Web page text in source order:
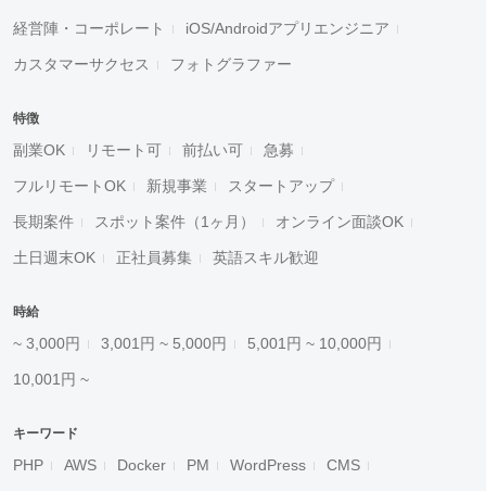
経営陣・コーポレート iOS/Androidアプリエンジニア
カスタマーサクセス フォトグラファー
特徴
副業OK リモート可 前払い可 急募
フルリモートOK 新規事業 スタートアップ
長期案件 スポット案件（1ヶ月） オンライン面談OK
土日週末OK 正社員募集 英語スキル歓迎
時給
~ 3,000円 3,001円 ~ 5,000円 5,001円 ~ 10,000円
10,001円 ~
キーワード
PHP AWS Docker PM WordPress CMS